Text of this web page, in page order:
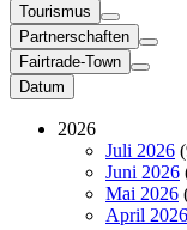
Tourismus
Partnerschaften
Fairtrade-Town
Datum
2026
Juli 2026
Juni 2026
Mai 2026
April 2026